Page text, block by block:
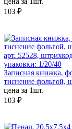
103 ₽
арт. 52528,
упаковки: 1/20/40
Записная книжка,
тиснение фольгой,
цена за 1шт.
103 ₽